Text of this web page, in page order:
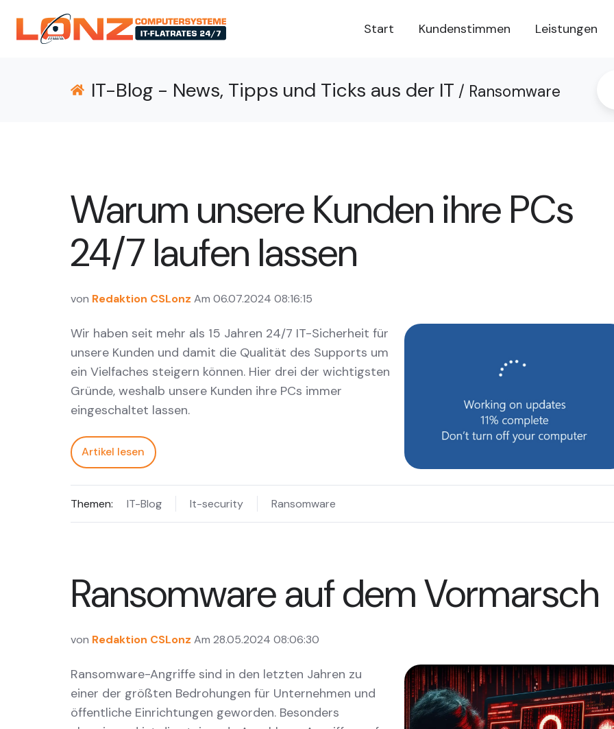
Start Kundenstimmen Leistungen
IT-Blog - News, Tipps und Ticks aus der IT / Ransomware
Warum unsere Kunden ihre PCs
24/7 laufen lassen
von Redaktion CSLonz Am 06.07.2024 08:16:15
Wir haben seit mehr als 15 Jahren 24/7 IT-Sicherheit für
unsere Kunden und damit die Qualität des Supports um
ein Vielfaches steigern können. Hier drei der wichtigsten
Gründe, weshalb unsere Kunden ihre PCs immer
eingeschaltet lassen.
Artikel lesen
Themen: IT-Blog It-security Ransomware
Ransomware auf dem Vormarsch
von Redaktion CSLonz Am 28.05.2024 08:06:30
Ransomware-Angriffe sind in den letzten Jahren zu
einer der größten Bedrohungen für Unternehmen und
öffentliche Einrichtungen geworden. Besonders